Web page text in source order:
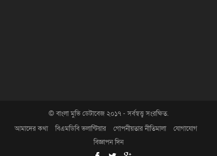
© বাংলা মুভি ডেটাবেজ ২০১৭ - সর্বস্বত্ত্ব সংরক্ষিত.
আমাদের কথা
বিএমডিবি ভলান্টিয়ার গোপনীয়তার নীতিমালা
যোগাযোগ
বিজ্ঞাপন দিন